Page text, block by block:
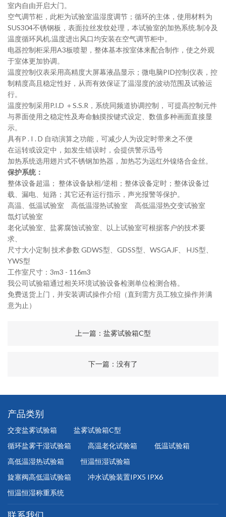
室内自由开启大门。
空气调节柜，此柜为试验室温湿度调节；循环的主体，使用材料为
SUS304不锈钢板，表面拉丝发纹处理，本试验室的加热系统.制冷及
温度循环风机.温度进出风口均安装在空气调节柜中。
电器控制柜采用A3板喷塑，整体基本按室体来配合制作，使之外观
于室体更加协调。
温度控制仪表采用高精度大屏幕液晶显示；微电脑PID控制仪表，控
制精度高且稳定性好，从而有效保证了温湿度的波动范围及试验运
行。
温度控制采用P.I.D ＋S.S.R ，系统同频道协调控制， 可提高控制元件
与界面使用之稳定性及寿命触摸按键式设定、数值多种画面直接显
示。
具有P . I . D 自动演算之功能，可减少人为设定时带来之不便
在运转或设定中，如发生错误时，会提供警示迅号
加热系统选用翅片式不锈钢加热器，加热芯为远红外镍络合金丝。
保护系统：
整体设备超温； 整体设备缺相/逆相；整体设备定时；整体设备过
载、漏电、短路；其它还有运行指示，声光报警等保护。
高温、低温试验室 高低温湿热试验室 高低温湿热交变试验室
氙灯试验室
老化试验室、盐雾腐蚀试验室、以上试验室可根据客户的技术要
求、
尺寸大小定制 技术参数 GDWS型、 GDSS型、 WSGAJF HJS型、
YWS型
工作室尺寸： 3m3 - 116m3
我公司试验箱通过相关环境试验设备检测单位检测合格。
免费送货上门，并安装调试操作介绍（直到需方员工独立操作并满
意为止）
上一篇： 盐雾试验箱C型
下一篇：没有了
产品类别
交变盐雾试验箱
盐雾试验箱C型
循环盐雾干湿试验箱
高温老化试验箱
低温试验箱
高低温湿热试验箱
恒温恒湿试验箱
旋塞阀高低温试验箱
冲水试验装置IPX5 IPX6
恒温恒湿称重系统